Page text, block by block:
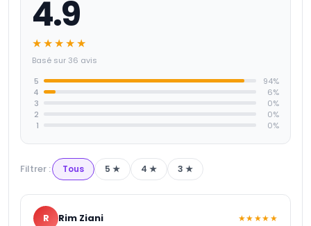
4.9
★★★★★
Basé sur 36 avis
5
94%
4
6%
3
0%
2
0%
1
0%
Filtrer : Tous 5 ★ 4 ★ 3 ★
R Rim Ziani ★★★★★